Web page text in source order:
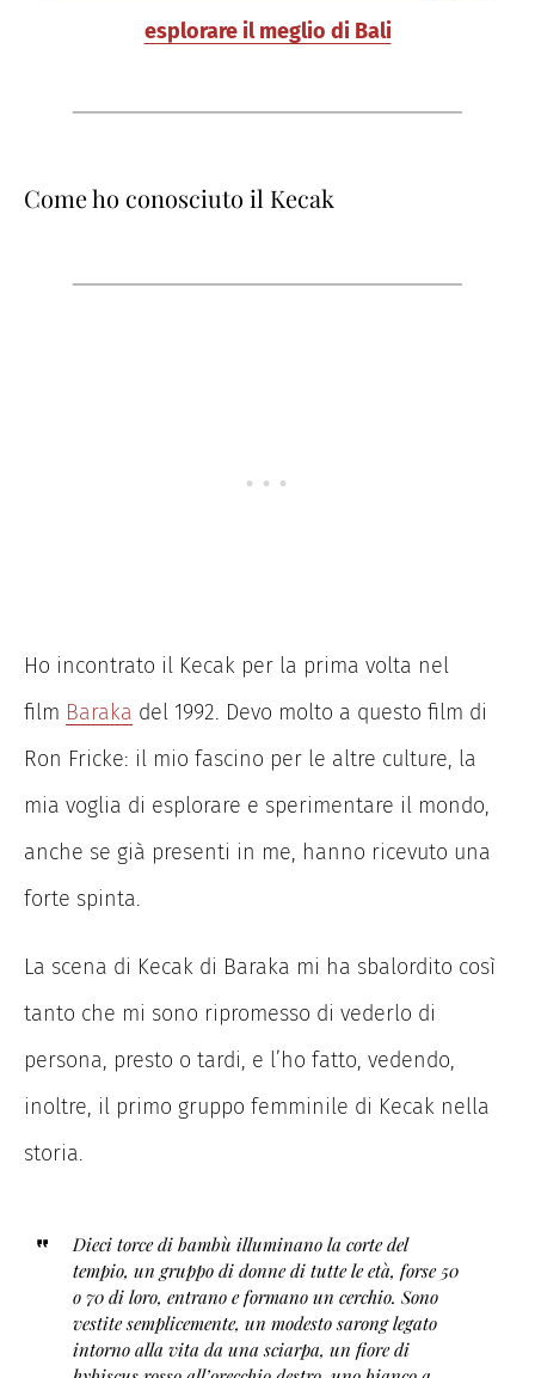
esplorare il meglio di Bali
Come ho conosciuto il Kecak
Ho incontrato il Kecak per la prima volta nel
film Baraka del 1992. Devo molto a questo film di
Ron Fricke: il mio fascino per le altre culture, la
mia voglia di esplorare e sperimentare il mondo,
anche se già presenti in me, hanno ricevuto una
forte spinta.
La scena di Kecak di Baraka mi ha sbalordito così
tanto che mi sono ripromesso di vederlo di
persona, presto o tardi, e l’ho fatto, vedendo,
inoltre, il primo gruppo femminile di Kecak nella
storia.
Dieci torce di bambù illuminano la corte del
tempio, un gruppo di donne di tutte le età, forse 50
o 70 di loro, entrano e formano un cerchio. Sono
vestite semplicemente, un modesto sarong legato
intorno alla vita da una sciarpa, un fiore di